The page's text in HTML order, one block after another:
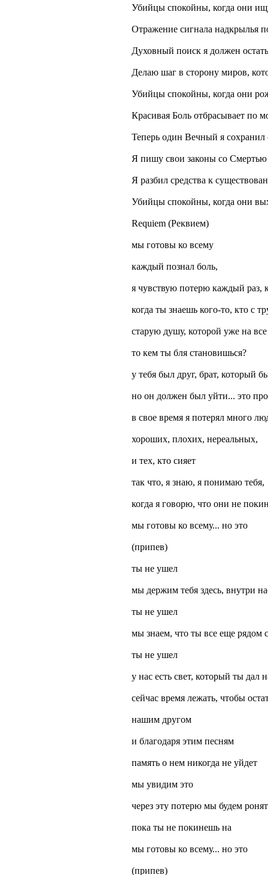
Убийцы спокойны, когда они
Отражение сигнала надкрылья
Духовный поиск я должен
Делаю шаг в сторону миров,
Убийцы спокойны, когда они
Красивая Боль отбрасывает по
Теперь один Вечный я сохранил
Я пишу свои законы со Смертью
Я разбил средства к
Убийцы спокойны, когда они
Requiem (Реквием)
мы готовы ко всему
каждый познал боль,
я чувствую потерю каждый раз,
когда ты знаешь кого-то, кто с
старую душу, которой уже на все
то кем ты бля становишься?
у тебя был друг, брат, который
но он должен был уйти... это
в свое время я потерял много
хороших, плохих, нереальных,
и тех, кто сияет
так что, я знаю, я понимаю тебя,
когда я говорю, что они не
мы готовы ко всему... но это
(припев)
ты не ушел
мы держим тебя здесь, внутри
ты не ушел
мы знаем, что ты все еще рядом
ты не ушел
у нас есть свет, который ты дал
сейчас время лежать, чтобы
нашим другом
и благодаря этим песням
память о нем никогда не уйдет
мы увидим это
через эту потерю мы будем
пока ты не покинешь на
мы готовы ко всему... но это
(припев)